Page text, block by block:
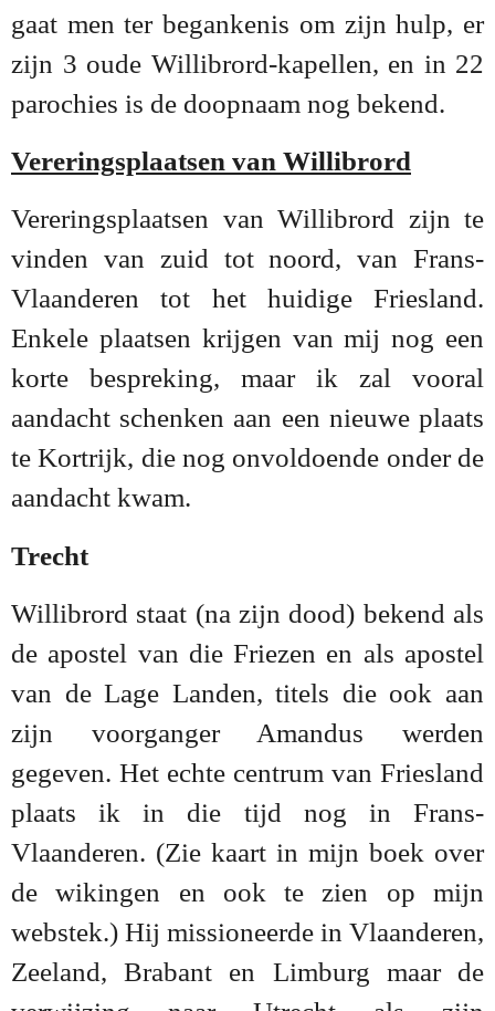
gaat men ter begankenis om zijn hulp, er
zijn 3 oude Willibrord-kapellen, en in 22
parochies is de doopnaam nog bekend.
Vereringsplaatsen van Willibrord
Vereringsplaatsen van Willibrord zijn te
vinden van zuid tot noord, van Frans-
Vlaanderen tot het huidige Friesland.
Enkele plaatsen krijgen van mij nog een
korte bespreking, maar ik zal vooral
aandacht schenken aan een nieuwe plaats
te Kortrijk, die nog onvoldoende onder de
aandacht kwam.
Trecht
Willibrord staat (na zijn dood) bekend als
de apostel van die Friezen en als apostel
van de Lage Landen, titels die ook aan
zijn voorganger Amandus werden
gegeven. Het echte centrum van Friesland
plaats ik in die tijd nog in Frans-
Vlaanderen. (Zie kaart in mijn boek over
de wikingen en ook te zien op mijn
webstek.) Hij missioneerde in Vlaanderen,
Zeeland, Brabant en Limburg maar de